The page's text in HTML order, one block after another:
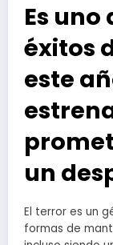
Es uno
éxitos
este
un
El terror es un
formas de